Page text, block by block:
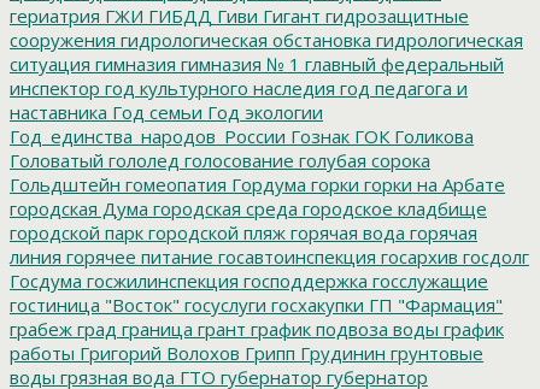
гериатрия ГЖИ ГИБДД Гиви Гигант гидрозащитные
сооружения гидрологическая обстановка гидрологическая
ситуация гимназия гимназия № 1 главный федеральный
инспектор год культурного наследия год педагога и
наставника Год семьи Год экологии
Год_единства_народов_России Гознак ГОК Голикова
Головатый гололед голосование голубая сорока
Гольдштейн гомеопатия Гордума горки горки на Арбате
городская Дума городская среда городское кладбище
городской парк городской пляж горячая вода горячая
линия горячее питание госавтоинспекция госархив госдолг
Госдума госжилинспекция господдержка госслужащие
гостиница "Восток" госуслуги госхакупки ГП "Фармация"
грабеж град граница грант график подвоза воды график
работы Григорий Волохов Грипп Грудинин грунтовые
воды грязная вода ГТО губернатор губернатор